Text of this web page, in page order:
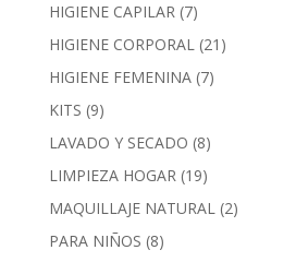
HIGIENE CAPILAR (7)
HIGIENE CORPORAL (21)
HIGIENE FEMENINA (7)
KITS (9)
LAVADO Y SECADO (8)
LIMPIEZA HOGAR (19)
MAQUILLAJE NATURAL (2)
PARA NIÑOS (8)